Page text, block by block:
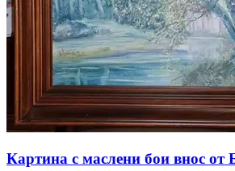
Картина с маслени бои внос от